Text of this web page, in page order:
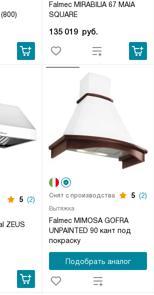
Falmec MIRABILIA 67 MAIA
SQUARE
135 019 руб.
ZEUS
5 (2)
Вытяжка
Falmec MIMOSA GOFRA
UNPAINTED 90 кант под
покраску
Снят с производства 5 (2)
Подобрать аналог